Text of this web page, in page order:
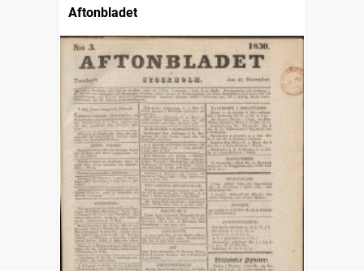
Aftonbladet